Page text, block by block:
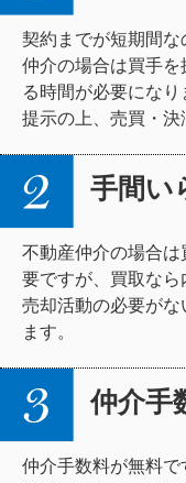
契約までが短期間な
仲介の場合は買手
る時間が必要にな
提示の上、売買・決
手間い
不動産仲介の場合
要ですが、買取なら
売却活動の必要がな
ます。
仲介手
仲介手数料が無料で